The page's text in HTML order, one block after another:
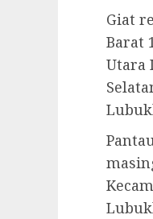
Giat
Barat
Utara